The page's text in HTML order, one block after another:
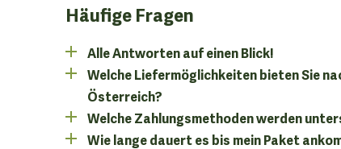
Häufige Fragen
Alle Antworten auf einen Blick!
Welche Liefermöglichkeiten bieten Sie
Österreich?
Welche Zahlungsmethoden werden
Wie lange dauert es bis mein Paket